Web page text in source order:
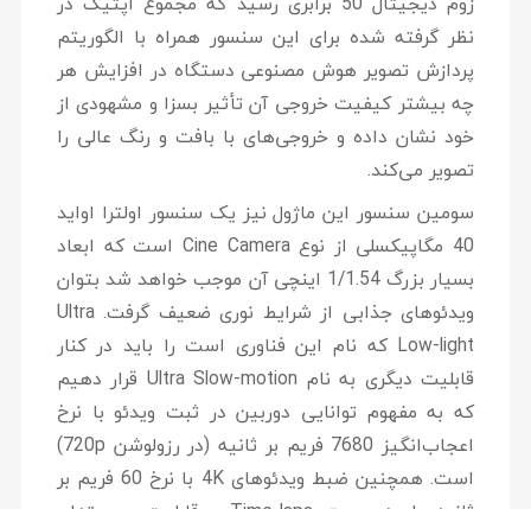
نظر گرفته شده برای این سنسور همراه با الگوریتم
پردازش تصویر هوش مصنوعی دستگاه در افزایش هر
چه بیشتر کیفیت خروجی آن تأثیر بسزا و مشهودی از
خود نشان داده و خروجی‌های با بافت و رنگ عالی را
تصویر می‌کند.
سومین سنسور این ماژول نیز یک سنسور اولترا اواید
40 مگاپیکسلی از نوع Cine Camera است که ابعاد
بسیار بزرگ 1/1.54 اینچی آن موجب خواهد شد بتوان
ویدئوهای جذابی از شرایط نوری ضعیف گرفت. Ultra
Low-light که نام این فناوری است را باید در کنار
قابلیت دیگری به نام Ultra Slow-motion قرار دهیم
که به مفهوم توانایی دوربین در ثبت ویدئو با نرخ
اعجاب‌انگیز 7680 فریم بر ثانیه (در رزولوشن 720p)
است. همچنین ضبط ویدئوهای 4K با نرخ 60 فریم بر